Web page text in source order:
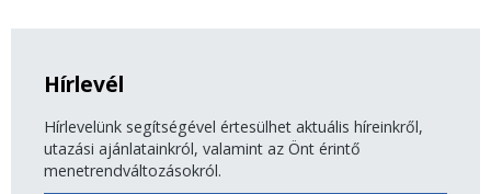
Hírlevél
Hírlevelünk segítségével értesülhet aktuális híreinkről,
utazási ajánlatainkról, valamint az Önt érintő
menetrendváltozásokról.